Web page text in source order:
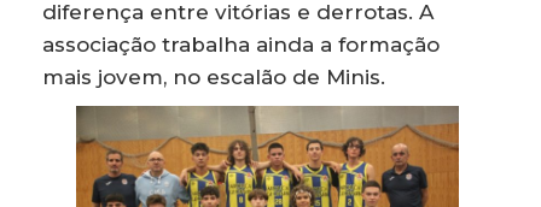
diferença entre vitórias e derrotas. A
associação trabalha ainda a formação
mais jovem, no escalão de Minis.